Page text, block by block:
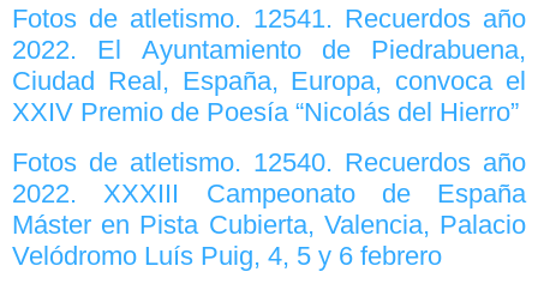
Fotos de atletismo. 12541. Recuerdos año
2022. El Ayuntamiento de Piedrabuena,
Ciudad Real, España, Europa, convoca el
XXIV Premio de Poesía “Nicolás del Hierro”
Fotos de atletismo. 12540. Recuerdos año
2022. XXXIII Campeonato de España
Máster en Pista Cubierta, Valencia, Palacio
Velódromo Luís Puig, 4, 5 y 6 febrero